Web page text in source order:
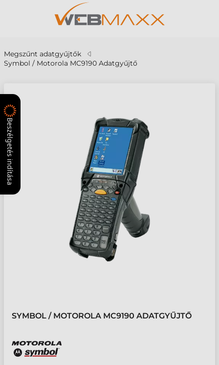
Megszűnt adatgyűjtők
Symbol / Motorola MC9190 Adatgyűjtő
SYMBOL / MOTOROLA MC9190 ADATGYŰJTŐ
Beszélgetés indítása